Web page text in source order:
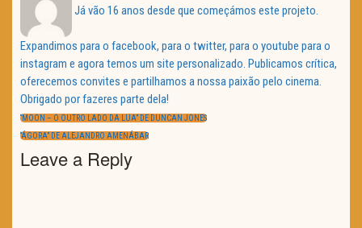
Já vão 16 anos desde que começámos este projeto.
Expandimos para o facebook, para o twitter, para o youtube para o
instagram e agora temos um site personalizado. Publicamos crítica,
oferecemos convites e partilhamos a nossa paixão pelo cinema.
Obrigado por fazeres parte dela!
Navegação
de
artigos
PREVIOUS
“MOON – O OUTRO LADO DA LUA” DE DUNCAN JONES
NEXT
“ÁGORA” DE ALEJANDRO AMENÁBAR
Leave a Reply